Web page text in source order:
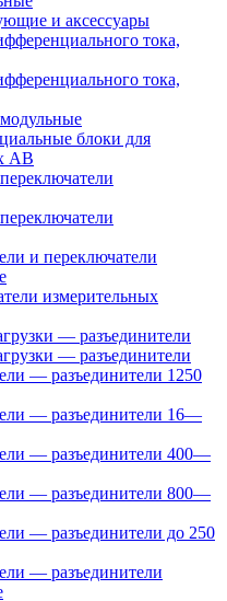
и аксессуары
тока,
тока,
блоки для
АВ
и переключатели
измерительных
— разъединители
— разъединители
— разъединители 1250
— разъединители 16—
— разъединители 400—
— разъединители 800—
— разъединители до 250
— разъединители